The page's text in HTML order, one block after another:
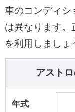
車のコンディシ
は異なります
を利用しまし
アスト
年式